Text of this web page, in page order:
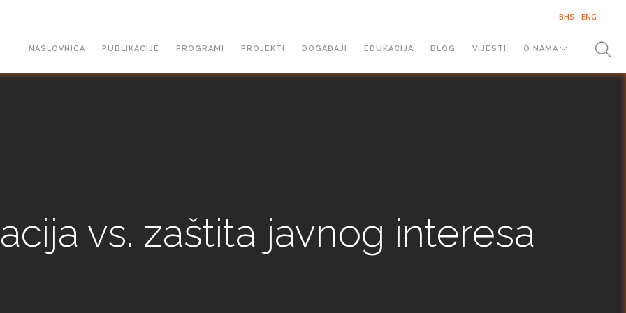
BHS ENG
Main
navigation
NASLOVNICA PUBLIKACIJE PROGRAMI PROJEKTI DOGAĐAJI EDUKACIJA BLOG VIJESTI O NAMA
vs. zaštita javnog interesa